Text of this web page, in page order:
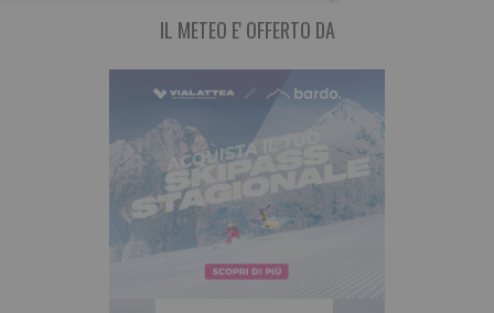
IL METEO E' OFFERTO DA